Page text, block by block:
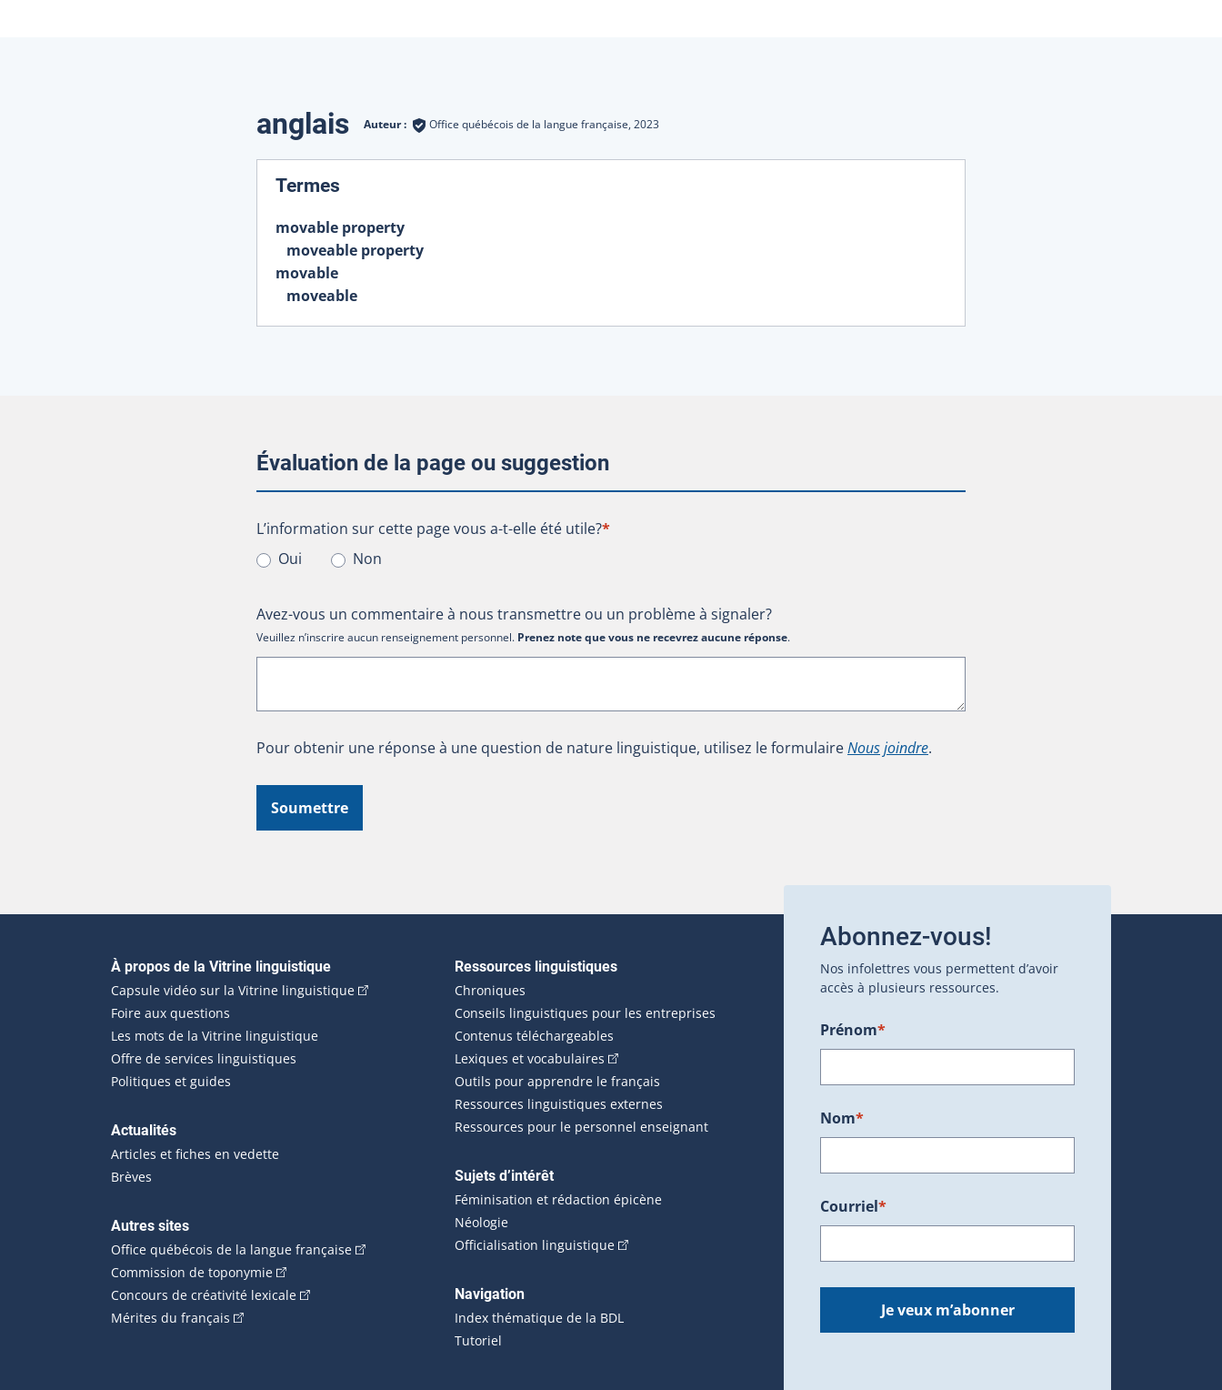
Traductions
anglais Auteur : Office québécois de la langue française, 2023
Termes
movable property
moveable property
movable
moveable
Évaluation de la page ou suggestion
L’information sur cette page vous a-t-elle été utile?
L’information sur cette page vous a-t-elle été utile?*
Oui
Non
Avez-vous un commentaire à nous transmettre ou un problème à signaler?
Veuillez n’inscrire aucun renseignement personnel. Prenez note que vous ne recevrez aucune réponse.
Pour obtenir une réponse à une question de nature linguistique, utilisez le formulaireNous joindre.
Soumettre
Navigation principale
À propos de la Vitrine linguistique
Capsule vidéo sur la Vitrine linguistique(Cet hyperlien externe s'ouvrira dans une nouvelle fenêtre.)
Foire aux questions
Les mots de la Vitrine linguistique
Offre de services linguistiques
Politiques et guides
Actualités
Articles et fiches en vedette
Brèves
Autres sites
Office québécois de la langue française(Cet hyperlien externe s'ouvrira dans une nouvelle fenêtre.)
Commission de toponymie(Cet hyperlien externe s'ouvrira dans une nouvelle fenêtre.)
Concours de créativité lexicale(Cet hyperlien externe s'ouvrira dans une nouvelle fenêtre.)
Mérites du français (Cet hyperlien externe s'ouvrira dans une nouvelle fenêtre.)
Ressources linguistiques
Chroniques
Conseils linguistiques pour les entreprises
Contenus téléchargeables
Lexiques et vocabulaires (Cet hyperlien externe s'ouvrira dans une nouvelle fenêtre.)
Outils pour apprendre le français
Ressources linguistiques externes
Ressources pour le personnel enseignant
Sujets d’intérêt
Féminisation et rédaction épicène
Néologie
Officialisation linguistique(Cet hyperlien externe s'ouvrira dans une nouvelle fenêtre.)
Navigation
Index thématique de la BDL
Tutoriel
Abonnez-vous!
Nos infolettres vous permettent d’avoir
accès à plusieurs ressources.
Prénom*
Nom*
Courriel*
Je veux m’abonner